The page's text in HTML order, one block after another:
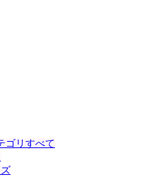
ゴリすべて